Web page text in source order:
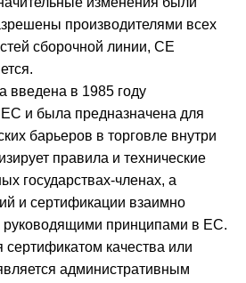
производителями всех
сборочной линии, СЕ
введена в 1985 году
и была предназначена для
барьеров в торговле внутри
правила и технические
государствах-членах, а
и сертификации взаимно
принципами в ЕС.
сертификатом качества или
административным